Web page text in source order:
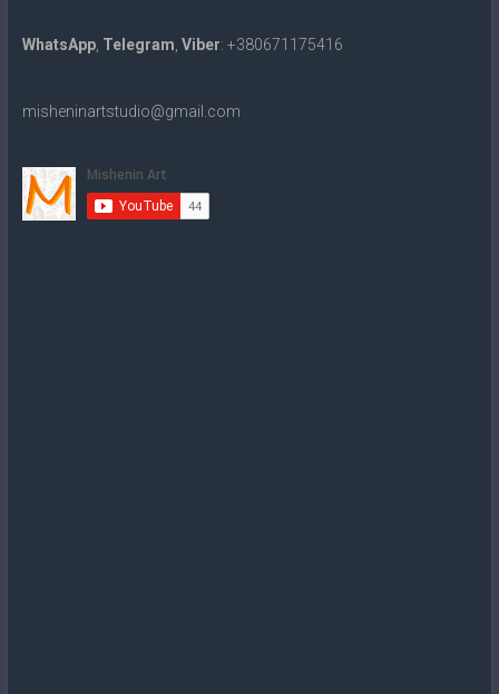
WhatsApp, Telegram Viber: +380671175416
misheninartstudio@gmail.com